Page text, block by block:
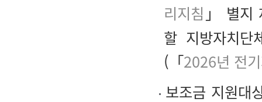
리지침 」 별지
할 지방자치단
(「2026년 전
보조금 지원대